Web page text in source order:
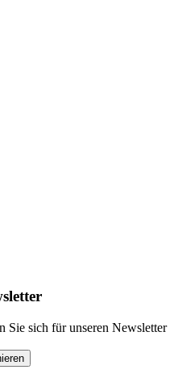
Sie sich für unseren Newsletter